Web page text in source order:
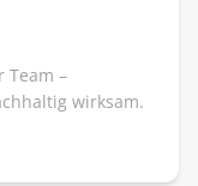
Team –
wirksam.